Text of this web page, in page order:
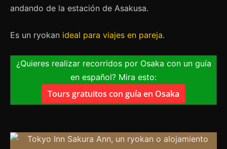
andando de la estación de Asakusa.
Es un ryokan ideal para viajes en pareja.
¿Quieres realizar recorridos por Osaka con un guía
en español? Mira esto:
Tours gratuitos con guía en Osaka